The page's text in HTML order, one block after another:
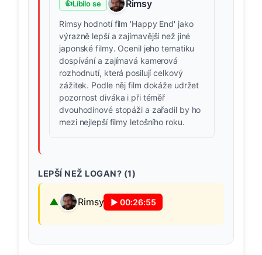
👍Líbilo se Rimsy
Rimsy hodnotí film 'Happy End' jako
výrazně lepší a zajímavější než jiné
japonské filmy. Ocenil jeho tematiku
dospívání a zajímavá kamerová
rozhodnutí, která posilují celkový
zážitek. Podle něj film dokáže udržet
pozornost diváka i při téměř
dvouhodinové stopáži a zařadil by ho
mezi nejlepší filmy letošního roku.
LEPŠÍ NEŽ LOGAN? (1)
Rimsy ▶00:26:55